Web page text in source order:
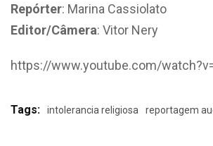
Repórter: Marina Cassiolato
Editor/Câmera: Vitor Nery
https://www.youtube.com/
Tags: intolerancia religiosa reportagem